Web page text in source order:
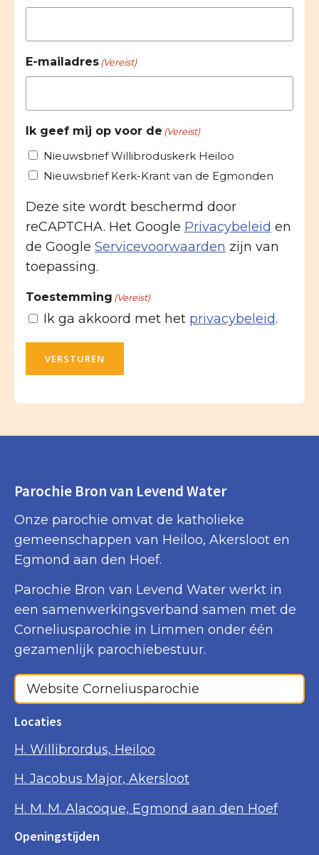
E-mailadres (Vereist)
Ik geef mij op voor de (Vereist)
Nieuwsbrief Willibroduskerk Heiloo
Nieuwsbrief Kerk-Krant van de Egmonden
Deze site wordt beschermd door
reCAPTCHA. Het Google Privacybeleid en
de Google Servicevoorwaarden zijn van
toepassing.
Toestemming (Vereist)
Ik ga akkoord met het privacybeleid.
VERSTUREN
Parochie Bron van Levend Water
Onze parochie omvat de katholieke
gemeenschappen van Heiloo, Akersloot en
Egmond aan den Hoef.
Parochie Bron van Levend Water werkt in
een samenwerkingsverband samen met de
Corneliusparochie in Limmen onder één
gezamenlijk parochiebestuur.
Website Corneliusparochie
Locaties
H. Willibrordus, Heiloo
H. Jacobus Major, Akersloot
H. M. M. Alacoque, Egmond aan den Hoef
Openingstijden